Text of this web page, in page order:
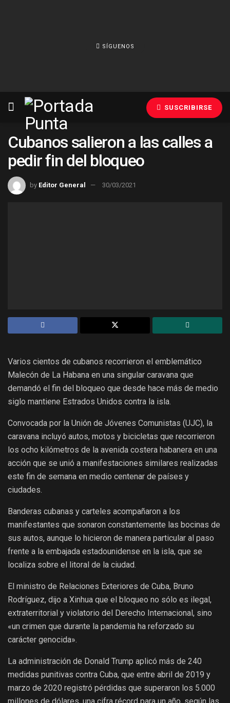
SÍGUENOS
SUSCRIBIRSE
Cubanos salieron a las calles a
pedir fin del bloqueo
by Editor General 30/03/2021
Varios cientos de cubanos recorrieron el emblemático
Malecón de La Habana en una singular caravana que
demandó el fin del bloqueo que desde hace más de medio
siglo mantiene Estrados Unidos contra la isla.
Convocada por la Unión de Jóvenes Comunistas (UJC), la
caravana incluyó autos, motos y bicicletas que recorrieron
los ocho kilómetros de la avenida costera habanera en una
acción que se unió a manifestaciones similares realizadas
este fin de semana en medio centenar de países y
ciudades.
Banderas cubanas y carteles acompañaron a los
manifestantes que sonaron constantemente las bocinas de
sus autos, aunque lo hicieron de manera particular al paso
frente a la embajada estadounidense en la isla, que se
localiza sobre el litoral de la ciudad.
El ministro de Relaciones Exteriores de Cuba, Bruno
Rodríguez, dijo a Xinhua que el bloqueo no sólo es ilegal,
extraterritorial y violatorio del Derecho Internacional, sino
«un crimen que durante la pandemia ha reforzado su
carácter genocida».
La administración de Donald Trump aplicó más de 240
medidas punitivas contra Cuba, que entre abril de 2019 y
marzo de 2020 registró pérdidas que superaron los 5.000